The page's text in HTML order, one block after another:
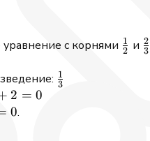
с корнями 2
1 и 3
2
\frac{1}
3
1
2 = 0
0.